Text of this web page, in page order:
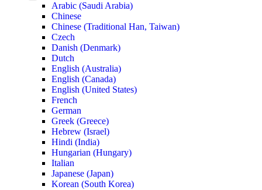
Arabic (Saudi Arabia)
Chinese
Chinese (Traditional Han, Taiwan)
Czech
Danish (Denmark)
Dutch
English (Australia)
English (Canada)
English (United States)
French
German
Greek (Greece)
Hebrew (Israel)
Hindi (India)
Hungarian (Hungary)
Italian
Japanese (Japan)
Korean (South Korea)